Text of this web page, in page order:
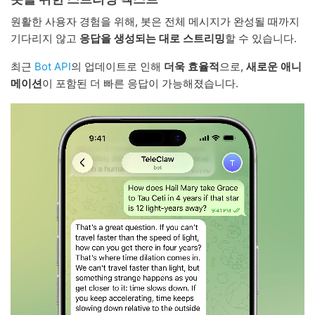
원활한 사용자 경험을 위해, 봇은 전체 메시지가 완성될 때까지
기다리지 않고 응답을 생성되는 대로 스트리밍할 수 있습니다.
최근 Bot API의 업데이트로 인해 더욱 효율적으로, 새로운 애니
메이션이 포함된 더 빠른 응답이 가능해졌습니다.